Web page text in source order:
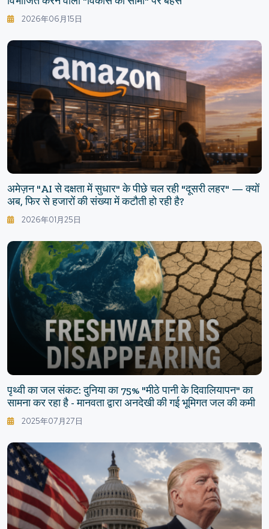
2026年06月15日
अमेज़न "AI से दक्षता में सुधार" के पीछे चल रही "दूसरी लहर" — क्यों
अब, फिर से हजारों की संख्या में कटौती हो रही है?
2026年01月25日
पृथ्वी का जल संकट: दुनिया का 75% "मीठे पानी के दिवालियापन" का
सामना कर रहा है - मानवता द्वारा अनदेखी की गई भूमिगत जल की कमी
2025年07月27日